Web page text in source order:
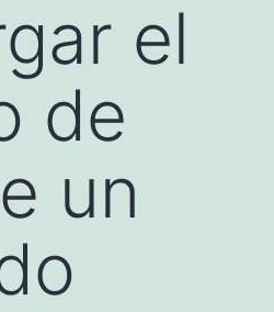
el
de
un